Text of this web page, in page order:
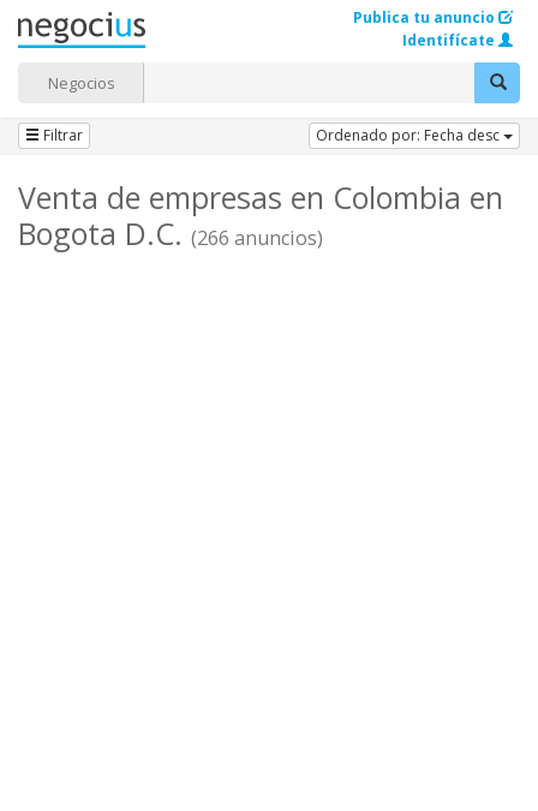
Negocios
Publica tu anuncio
Identifícate
Filtrar Ordenado por: Fecha desc
Venta de empresas en Colombia en
Bogota D.C. (266 anuncios)